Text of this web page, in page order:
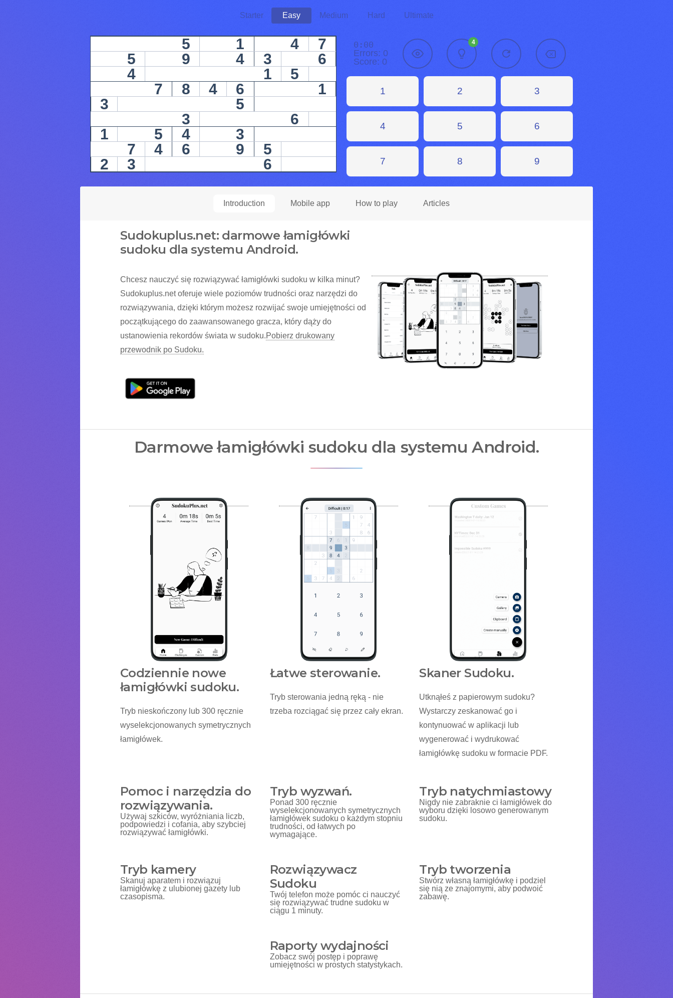
Starter Easy Medium Hard Ultimate
5 1 4
7
5
9 4 3
6
4
1
5
7
8 4 6
1
3
5
3
6
1
5 4
3
7
4 6 9
5
2
3 6
0:00
Errors: 0
Score: 0
4
1 2 3
4 5 6
7 8 9
Introduction Mobile app How to play Articles
Sudokuplus.net: darmowe łamigłówki
sudoku dla systemu Android.
Chcesz nauczyć się rozwiązywać łamigłówki sudoku w kilka minut?
Sudokuplus.net oferuje wiele poziomów trudności oraz narzędzi do
rozwiązywania, dzięki którym możesz rozwijać swoje umiejętności od
początkującego do zaawansowanego gracza, który dąży do
ustanowienia rekordów świata w sudoku.Pobierz drukowany
przewodnik po Sudoku.
Darmowe łamigłówki sudoku dla systemu Android.
Codziennie nowe
łamigłówki sudoku.
Tryb nieskończony lub 300 ręcznie
wyselekcjonowanych symetrycznych
łamigłówek.
Łatwe sterowanie.
Tryb sterowania jedną ręką - nie
trzeba rozciągać się przez cały ekran.
Skaner Sudoku.
Utknąłeś z papierowym sudoku?
Wystarczy zeskanować go i
kontynuować w aplikacji lub
wygenerować i wydrukować
łamigłówkę sudoku w formacie PDF.
Pomoc i narzędzia do
rozwiązywania.
Używaj szkiców, wyróżniania liczb,
podpowiedzi i cofania, aby szybciej
rozwiązywać łamigłówki.
Tryb wyzwań.
Ponad 300 ręcznie
wyselekcjonowanych symetrycznych
łamigłówek sudoku o każdym stopniu
trudności, od łatwych po
wymagające.
Tryb natychmiastowy
Nigdy nie zabraknie ci łamigłówek do
wyboru dzięki losowo generowanym
sudoku.
Tryb kamery
Skanuj aparatem i rozwiązuj
łamigłówkę z ulubionej gazety lub
czasopisma.
Rozwiązywacz
Sudoku
Twój telefon może pomóc ci nauczyć
się rozwiązywać trudne sudoku w
ciągu 1 minuty.
Tryb tworzenia
Stwórz własną łamigłówkę i podziel
się nią ze znajomymi, aby podwoić
zabawę.
Raporty wydajności
Zobacz swój postęp i poprawę
umiejętności w prostych statystykach.